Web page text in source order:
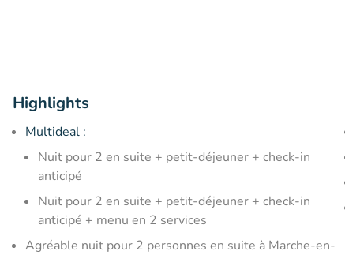
Highlights
Multideal :
Nuit pour 2 en suite + petit-déjeuner + check-in
anticipé
Nuit pour 2 en suite + petit-déjeuner + check-in
anticipé + menu en 2 services
Agréable nuit pour 2 personnes en suite à Marche-en-